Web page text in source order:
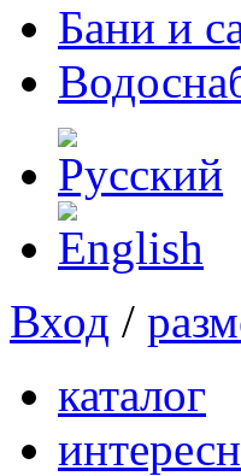
Бани и
Вход /
каталог